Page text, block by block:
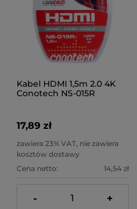
Kabel HDMI 1,5m 2.0 4K
Conotech NS-015R
17,89 zł
zawiera 23% VAT, nie zawiera
kosztów dostawy
Cena netto:
14,54 zł
- +